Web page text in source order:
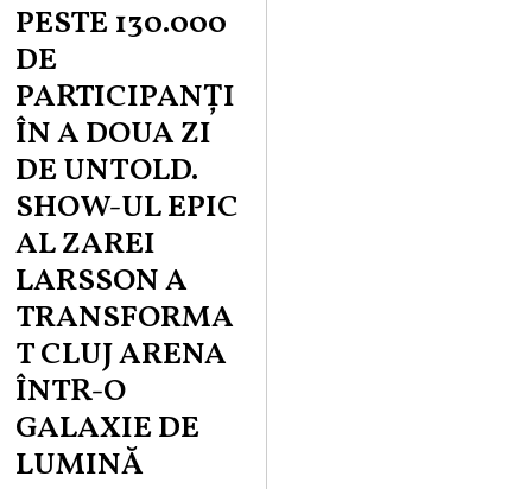
PESTE 130.000
DE
PARTICIPANȚI
ÎN A DOUA ZI
DE UNTOLD.
SHOW-UL EPIC
AL ZAREI
LARSSON A
TRANSFORMA
T CLUJ ARENA
ÎNTR-O
GALAXIE DE
LUMINĂ